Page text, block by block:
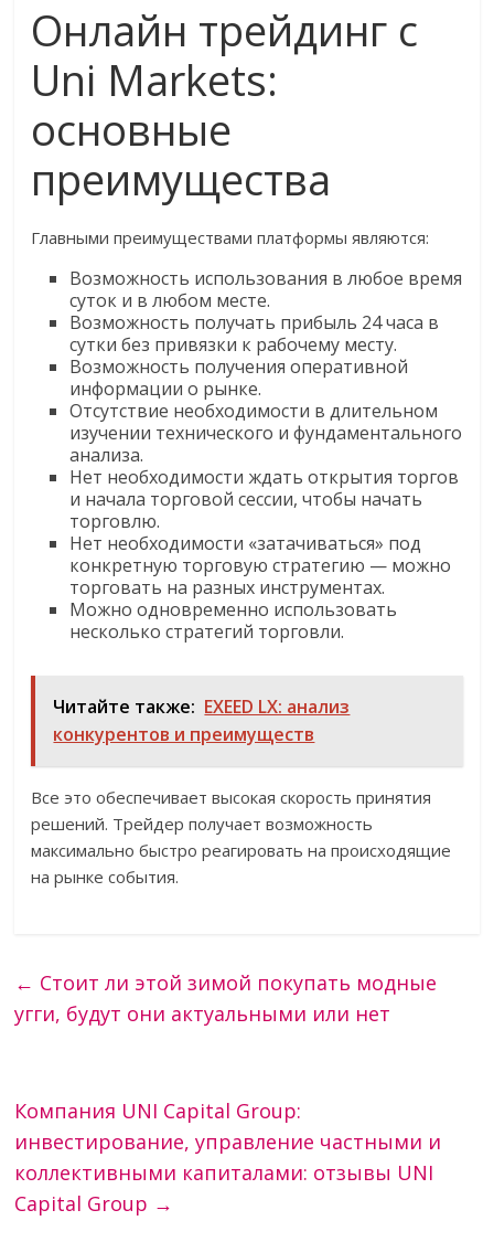
Онлайн трейдинг с
Uni Markets:
основные
преимущества
Главными преимуществами платформы являются:
Возможность использования в любое время
суток и в любом месте.
Возможность получать прибыль 24 часа в
сутки без привязки к рабочему месту.
Возможность получения оперативной
информации о рынке.
Отсутствие необходимости в длительном
изучении технического и фундаментального
анализа.
Нет необходимости ждать открытия торгов
и начала торговой сессии, чтобы начать
торговлю.
Нет необходимости «затачиваться» под
конкретную торговую стратегию — можно
торговать на разных инструментах.
Можно одновременно использовать
несколько стратегий торговли.
Читайте также: EXEED LX: анализ
конкурентов и преимуществ
Все это обеспечивает высокая скорость принятия
решений. Трейдер получает возможность
максимально быстро реагировать на происходящие
на рынке события.
← Стоит ли этой зимой покупать модные
угги, будут они актуальными или нет
Компания UNI Capital Group:
инвестирование, управление частными и
коллективными капиталами: отзывы UNI
Capital Group →